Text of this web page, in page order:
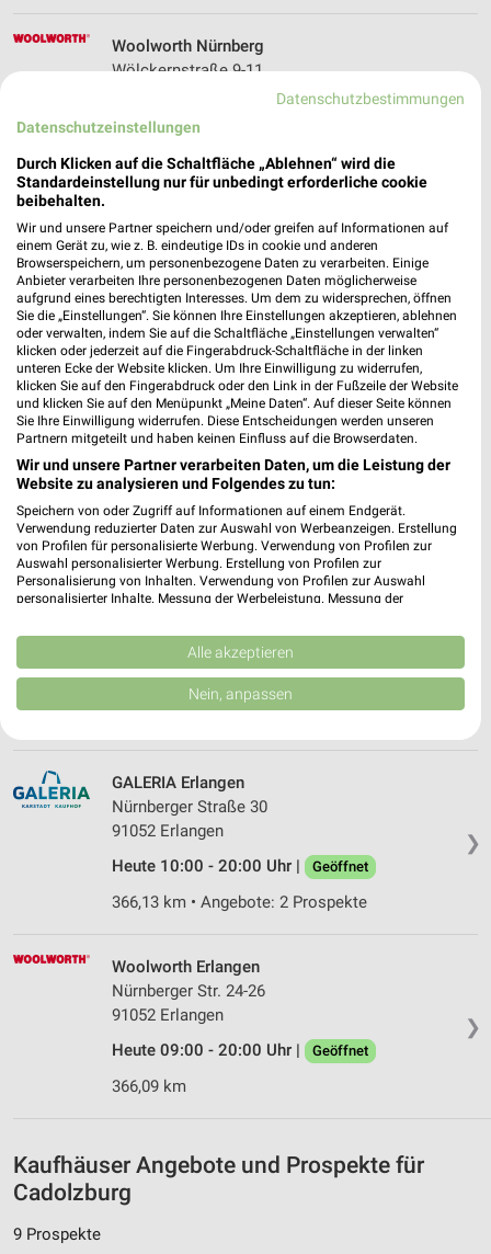
Woolworth Nürnberg
Wölckernstraße 9-11
Heute 09:00 - 20:00 Uhr |
379,04 km
Tchibo Filiale mit Kaffee Bar Nürnberg
Bahnhofsplatz 9
90443 Nürnberg
Heute 09:00 - 22:00 Uhr | Geöffnet
378,45 km • Angebote: 5 Prospekte
Ernsting's family Nürnberg
Äussere Bayreuther Str. 80
90491 Nürnberg
Heute 09:30 - 20:00 Uhr |
375,58 km
Woolworth Nürnberg
90491 Nürnberg
Heute 09:00 - 20:00 Uhr | Geöffnet
❯
GALERIA Erlangen
Nürnberger Straße 30
91052 Erlangen
Heute 10:00 - 20:00 Uhr |
Geöffnet
366,13 km • Angebote: 2 Prospekte
❯
Woolworth Erlangen
Nürnberger Str. 24-26
91052 Erlangen
Heute 09:00 - 20:00 Uhr |
Geöffnet
366,09 km
Kaufhäuser Angebote und Prospekte für
Cadolzburg
9 Prospekte
Datenschutzbestimmungen
Datenschutzeinstellungen
Durch Klicken auf die Schaltfläche „Ablehnen“ wird die
Standardeinstellung nur für unbedingt erforderliche cookie
beibehalten.
Wir und unsere Partner speichern und/oder greifen auf Informationen auf
einem Gerät zu, wie z. B. eindeutige IDs in cookie und anderen
Browserspeichern, um personenbezogene Daten zu verarbeiten. Einige
Anbieter verarbeiten Ihre personenbezogenen Daten möglicherweise
aufgrund eines berechtigten Interesses. Um dem zu widersprechen, öffnen
Sie die „Einstellungen“. Sie können Ihre Einstellungen akzeptieren, ablehnen
oder verwalten, indem Sie auf die Schaltfläche „Einstellungen verwalten“
klicken oder jederzeit auf die Fingerabdruck-Schaltfläche in der linken
unteren Ecke der Website klicken. Um Ihre Einwilligung zu widerrufen,
klicken Sie auf den Fingerabdruck oder den Link in der Fußzeile der Website
und klicken Sie auf den Menüpunkt „Meine Daten“. Auf dieser Seite können
Sie Ihre Einwilligung widerrufen. Diese Entscheidungen werden unseren
Partnern mitgeteilt und haben keinen Einfluss auf die Browserdaten.
Wir und unsere Partner verarbeiten Daten, um die Leistung der
Website zu analysieren und Folgendes zu tun:
Speichern von oder Zugriff auf Informationen auf einem Endgerät.
Verwendung reduzierter Daten zur Auswahl von Werbeanzeigen. Erstellung
von Profilen für personalisierte Werbung. Verwendung von Profilen zur
Auswahl personalisierter Werbung. Erstellung von Profilen zur
Personalisierung von Inhalten. Verwendung von Profilen zur Auswahl
personalisierter Inhalte. Messung der Werbeleistung. Messung der
Kombinationen von Daten aus verschiedenen Quellen. Entwicklung und
Verbesserung der Angebote. Verwendung reduzierter Daten zur Auswahl
von Inhalten.
Daten können außerhalb der Europäischen Union weitergegeben und in die
Website/App.
Partnerliste anzeigen (1 IAB-Anbieter)
Wir nutzen Ihre Daten für folgende Zwecke:
IAB-Verarbeitungszwecke:
Speichern von oder Zugriff auf Informationen
Erstellung von Profilen für personalisierte
Verwendung von Profilen zur Auswahl
Verwendung von Profilen zur Auswahl
personalisierter Inhalte
Messung der Werbeleistung
Alle akzeptieren
Nein, anpassen